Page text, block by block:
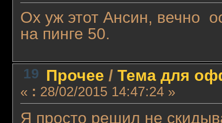
Ох уж этот Ансин, вечно
на пинге 50.
19 Прочее / Тема для
« : 28/02/2015 14:47:24 »
Я просто решил не